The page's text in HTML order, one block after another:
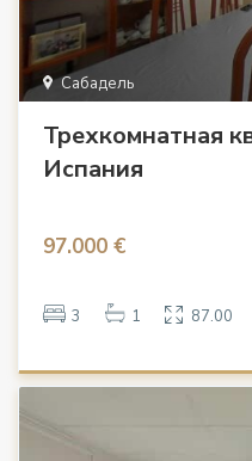
Сабадель
Трехкомнатная
Испания
97.000 €
3 1 87.00